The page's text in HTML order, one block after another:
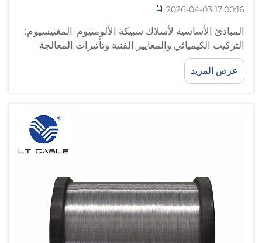
2026-04-03 17:00:16
المبادئ الأساسية لأسلاك سبيكة الألومنيوم-المغنيسيوم:
التركيب الكيميائي والمعايير الفنية وتأثيرات المعالجة
الحرارية: محتوى المغنيسيوم باعتباره العامل المميِّز
الرئيسي في أسلاك سبيكة الألومنيوم-المغنيسيوم من
عرض المزيد